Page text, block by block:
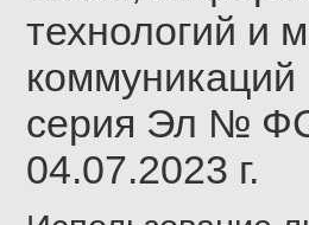
технологий и
серия Эл №
04.07.2023 г.